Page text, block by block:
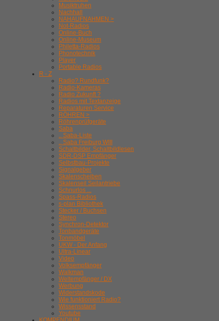
Musiktruhen
Nachhall
NAHAUFNAHMEN >
Not-Radios
Online-Buch
Online-Museum
Philetta-Radios
Phonotechnik
Player
Portable Radios
R - Z
Radio? Rundfunk?
Radio-Kameras
Radio Zukunft ?
Radios mit Textanzeige
Reparaturen Service
RÖHREN >
Röhrenprüfgeräte
Saba
.. Saba-Liste
.. Saba Freiburg WIII
Schaltbilder, Schaltbildlesen
SDR-DSP Empfänger
Selbstbau-Projekte
Signalgeber
Skalenscheiben
Skalenseil Seilantriebe
Schnurlos ...
Spass-Radios
s-plan Bibliothek
Stecker / Buchsen
Stereo
Synchron-Detektor
Tonbandgeräte
Tonmöbel
UKW - Der Anfang
Ultra-Linear
Video
Volksempfänger
Walkman
Weltempfänger / DX
Werbung
Widerstandskode
Wie funktioniert Radio?
Wissensstand
Youtube